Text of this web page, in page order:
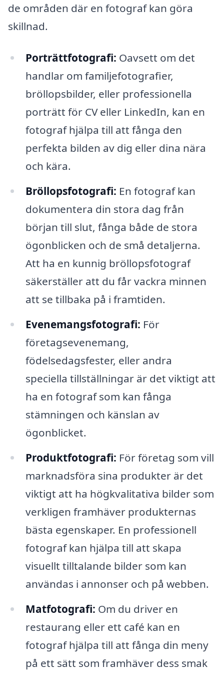
de områden där en fotograf kan göra
skillnad.
Porträttfotografi: Oavsett om det
handlar om familjefotografier,
bröllopsbilder, eller professionella
porträtt för CV eller LinkedIn, kan en
fotograf hjälpa till att fånga den
perfekta bilden av dig eller dina nära
och kära.
Bröllopsfotografi: En fotograf kan
dokumentera din stora dag från
början till slut, fånga både de stora
ögonblicken och de små detaljerna.
Att ha en kunnig bröllopsfotograf
säkerställer att du får vackra minnen
att se tillbaka på i framtiden.
Evenemangsfotografi: För
företagsevenemang,
födelsedagsfester, eller andra
speciella tillställningar är det viktigt att
ha en fotograf som kan fånga
stämningen och känslan av
ögonblicket.
Produktfotografi: För företag som vill
marknadsföra sina produkter är det
viktigt att ha högkvalitativa bilder som
verkligen framhäver produkternas
bästa egenskaper. En professionell
fotograf kan hjälpa till att skapa
visuellt tilltalande bilder som kan
användas i annonser och på webben.
Matfotografi: Om du driver en
restaurang eller ett café kan en
fotograf hjälpa till att fånga din meny
på ett sätt som framhäver dess smak